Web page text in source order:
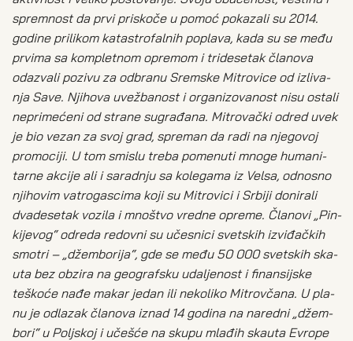
sprem­nost da prvi pri­sko­če u pomoć poka­za­li su 2014.
godi­ne pri­li­kom kata­stro­fal­nih popla­va, kada su se među
prvi­ma sa kom­plet­nom opre­mom i tri­de­se­tak čla­no­va
oda­zva­li pozi­vu za odbra­nu Srem­ske Mitro­vi­ce od izli­va­
nja Save. Njiho­va uve­žba­nost i orga­ni­zo­va­nost nisu osta­li
nepri­me­će­ni od stra­ne sugra­đa­na. Mitro­vač­ki odred uvek
je bio vezan za svoj grad, spre­man da radi na njego­voj
pro­mo­ci­ji. U tom smi­slu tre­ba pome­nu­ti mno­ge huma­ni­
tar­ne akci­je ali i sarad­nju sa kole­ga­ma iz Vel­sa, odno­sno
njiho­vim vatr­o­ga­sci­ma koji su Mitro­vi­ci i Srbi­ji doni­ra­li
dva­de­se­tak vozi­la i mno­štvo vred­ne opre­me. Čla­no­vi „Pin­
ki­je­vog“ odre­da redov­ni su uče­sni­ci svet­skih izvi­đač­kih
smo­tri – „džem­bo­ri­ja“, gde se među 50 000 svet­skih ska­
u­ta bez obzi­ra na geo­graf­sku uda­lje­nost i finan­sij­ske
teško­će nađe makar jedan ili neko­li­ko Mitr­ov­ča­na. U pla­
nu je odla­zak čla­no­va iznad 14 godi­na na nared­ni „džem­
bo­ri“ u Polj­skoj i uče­šće na sku­pu mla­đih ska­u­ta Evro­pe